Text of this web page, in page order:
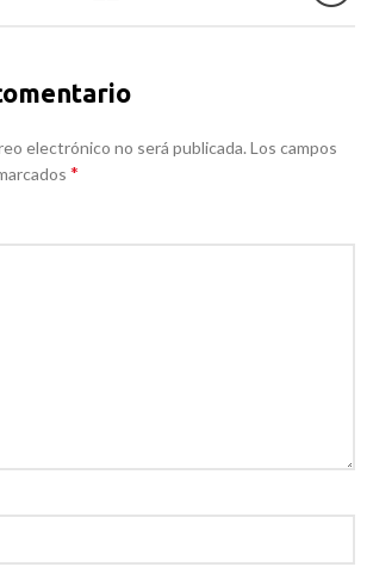
electrónico no será publicada. Los campos
*